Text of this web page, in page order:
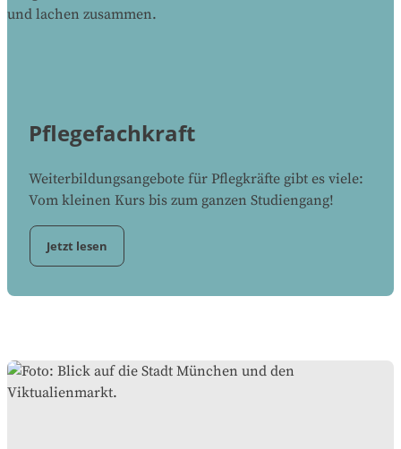
Pflegefachkraft
Weiterbildungsangebote für Pflegkräfte gibt es viele:
Vom kleinen Kurs bis zum ganzen Studiengang!
Jetzt lesen